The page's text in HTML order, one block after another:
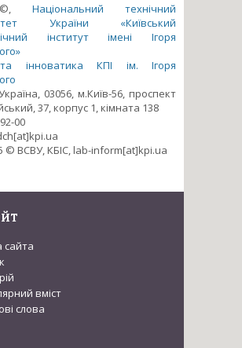
©, Національний технічний
України «Київський
інститут імені Ігоря
інноватика КПІ ім. Ігоря
03056, м.Київ-56, проспект
37, корпус 1, кімната 138
00
© ВСВУ, КБІС, lab-inform[at]kpi.ua
сайта
вміст
слова